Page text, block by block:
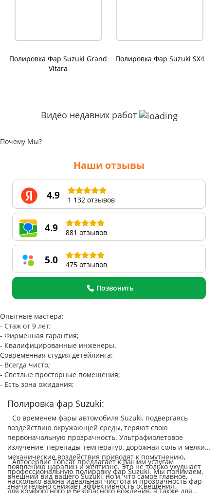
Полировка Фар Suzuki Grand
Vitara
Полировка Фар Suzuki SX4
Видео недавних работ
Почему Мы?
Наши отзывы
4.9 1 132 отзывов
4.9 881 отзывов
5.0 475 отзывов
Позвонить
Опытные мастера:
- Стаж от 9 лет;
- Фирменная гарантия;
- Квалифицированные инженеры.
Современная студия детейлинга:
- Всегда чисто;
- Светлые просторные помещения;
- Есть зона ожидания;
Полировка фар Suzuki:
Со временем фары автомобиля Suzuki, подвергаясь
воздействию окружающей среды, теряют свою
первоначальную прозрачность. Ультрафиолетовое
излучение, перепады температур, дорожная соль и мелкие
механические воздействия приводят к помутнению,
появлению царапин и желтизне. Это не только ухудшает
внешний вид вашего Suzuki, но и, что самое главное,
значительно снижает эффективность освещения.
Автосервис Toncar предлагает к вашим услугам
профессиональную полировку фар Suzuki. Мы понимаем,
насколько важна идеальная чистота и прозрачность фар
для комфортного и безопасного вождения, а также для